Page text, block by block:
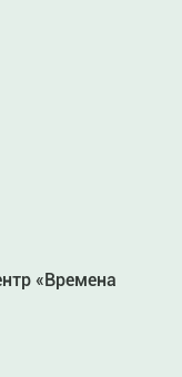
«Времена